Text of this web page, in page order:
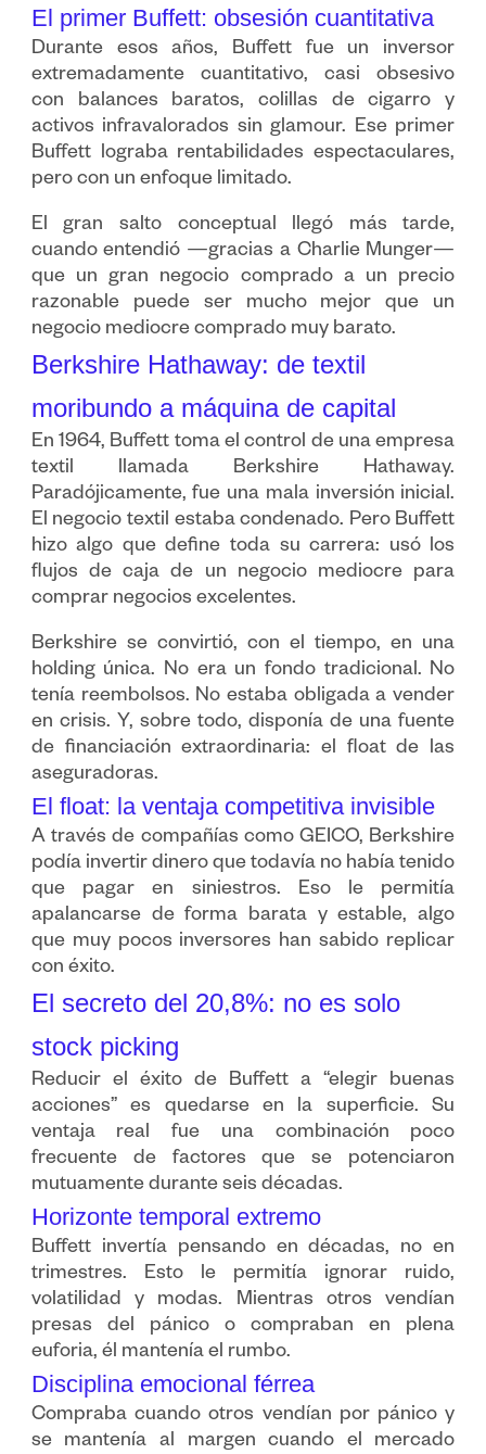
El primer Buffett: obsesión cuantitativa
Durante esos años, Buffett fue un inversor
extremadamente cuantitativo, casi obsesivo
con balances baratos, colillas de cigarro y
activos infravalorados sin glamour. Ese primer
Buffett lograba rentabilidades espectaculares,
pero con un enfoque limitado.
El gran salto conceptual llegó más tarde,
cuando entendió —gracias a Charlie Munger—
que un gran negocio comprado a un precio
razonable puede ser mucho mejor que un
negocio mediocre comprado muy barato.
Berkshire Hathaway: de textil
moribundo a máquina de capital
En 1964, Buffett toma el control de una empresa
textil llamada Berkshire Hathaway.
Paradójicamente, fue una mala inversión inicial.
El negocio textil estaba condenado. Pero Buffett
hizo algo que define toda su carrera: usó los
flujos de caja de un negocio mediocre para
comprar negocios excelentes.
Berkshire se convirtió, con el tiempo, en una
holding única. No era un fondo tradicional. No
tenía reembolsos. No estaba obligada a vender
en crisis. Y, sobre todo, disponía de una fuente
de financiación extraordinaria: el float de las
aseguradoras.
El float: la ventaja competitiva invisible
A través de compañías como GEICO, Berkshire
podía invertir dinero que todavía no había tenido
que pagar en siniestros. Eso le permitía
apalancarse de forma barata y estable, algo
que muy pocos inversores han sabido replicar
con éxito.
El secreto del 20,8%: no es solo
stock picking
Reducir el éxito de Buffett a “elegir buenas
acciones” es quedarse en la superficie. Su
ventaja real fue una combinación poco
frecuente de factores que se potenciaron
mutuamente durante seis décadas.
Horizonte temporal extremo
Buffett invertía pensando en décadas, no en
trimestres. Esto le permitía ignorar ruido,
volatilidad y modas. Mientras otros vendían
presas del pánico o compraban en plena
euforia, él mantenía el rumbo.
Disciplina emocional férrea
Compraba cuando otros vendían por pánico y
se mantenía al margen cuando el mercado